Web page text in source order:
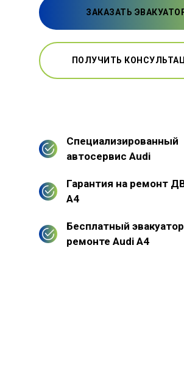
ЗАКАЗАТЬ
ПОЛУЧИТЬ
Специализированный
автосервис Audi
Гарантия на ремонт
А4
Бесплатный
ремонте Audi A4